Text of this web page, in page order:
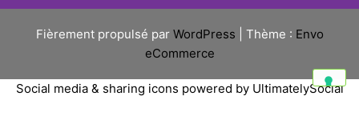
Fièrement propulsé par WordPress Thème : Envo
eCommerce
Social media & sharing icons powered by UltimatelySocial